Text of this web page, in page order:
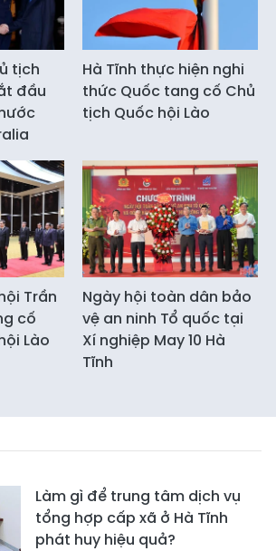
tịch
đầu
Hà Tĩnh thực hiện nghi
thức Quốc tang cố Chủ
tịch Quốc hội Lào
Trần
cố
Lào
Ngày hội toàn dân bảo
vệ an ninh Tổ quốc tại
Xí nghiệp May 10 Hà
Tĩnh
Làm gì để trung tâm dịch vụ
tổng hợp cấp xã ở Hà Tĩnh
phát huy hiệu quả?